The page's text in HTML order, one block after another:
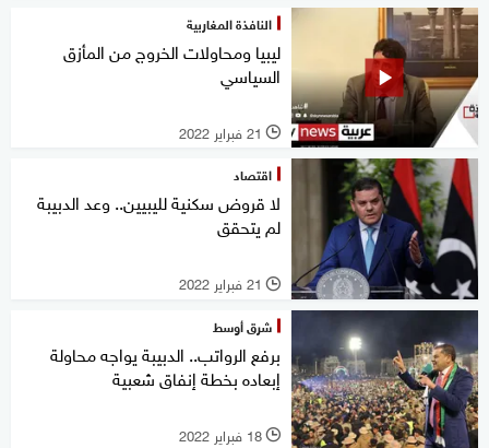
النافذة المغاربية
ليبيا ومحاولات الخروج من المأزق
السياسي
l 21 فبراير 2022
اقتصاد
لا قروض سكنية لليبيين.. وعد الدبيبة
لم يتحقق
l 21 فبراير 2022
شرق أوسط
برفع الرواتب.. الدبيبة يواجه محاولة
إبعاده بخطة إنفاق شعبية
l 18 فبراير 2022